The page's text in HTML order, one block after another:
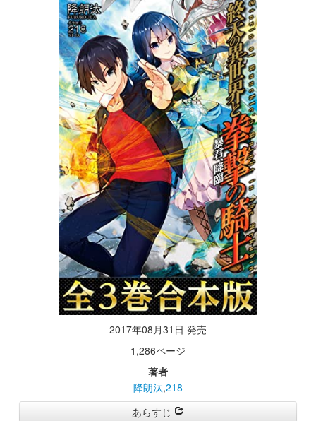
2017年08月31日 発売
1,286ページ
著者
降朗汰,218
あらすじ